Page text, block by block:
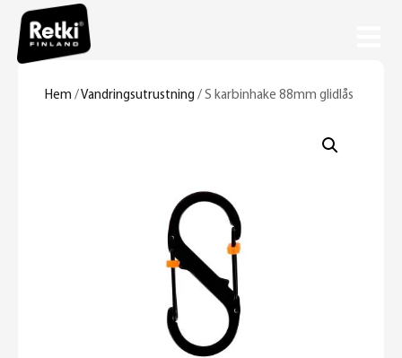
Hem /Vandringsutrustning / S karbinhake 88mm glidlås